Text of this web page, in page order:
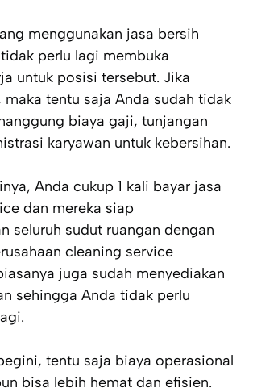
menggunakan jasa bersih
perlu lagi membuka
untuk posisi tersebut. Jika
maka tentu saja Anda sudah tidak
biaya gaji, tunjangan
karyawan untuk kebersihan.
Anda cukup 1 kali bayar jasa
dan mereka siap
seluruh sudut ruangan dengan
cleaning service
juga sudah menyediakan
sehingga Anda tidak perlu
tentu saja biaya operasional
bisa lebih hemat dan efisien.